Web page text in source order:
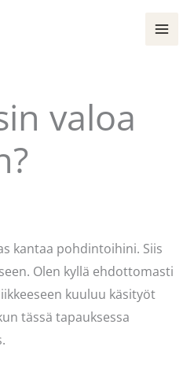
valoa
kantaa pohdintoihini. Siis
Olen kyllä ehdottomasti
kuuluu käsityöt
tässä tapauksessa